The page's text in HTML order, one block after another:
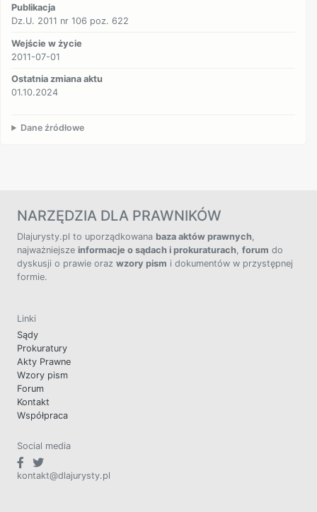
Publikacja
Dz.U. 2011 nr 106 poz. 622
Wejście w życie
2011-07-01
Ostatnia zmiana aktu
01.10.2024
Dane źródłowe
NARZĘDZIA DLA PRAWNIKÓW
Dlajurysty.pl to uporządkowana baza aktów prawnych,
najważniejsze informacje o sądach i prokuraturach, forum do
dyskusji o prawie oraz wzory pism i dokumentów w przystępnej
formie.
Linki
Sądy
Prokuratury
Akty Prawne
Wzory pism
Forum
Kontakt
Współpraca
Social media
kontakt@dlajurysty.pl